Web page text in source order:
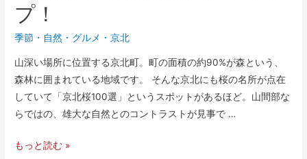
プ！
季節 ・ 自然 ・ グルメ ・京北
山深い場所に位置する京北町。町の面積の約90%が森という、
森林に囲まれている地域です。 そんな京北にも桜の名所が点在
していて「京北桜100選」というスポットがあるほど。山間部な
らではの、雄大な自然とのコントラストが見事で …
もっと読む »